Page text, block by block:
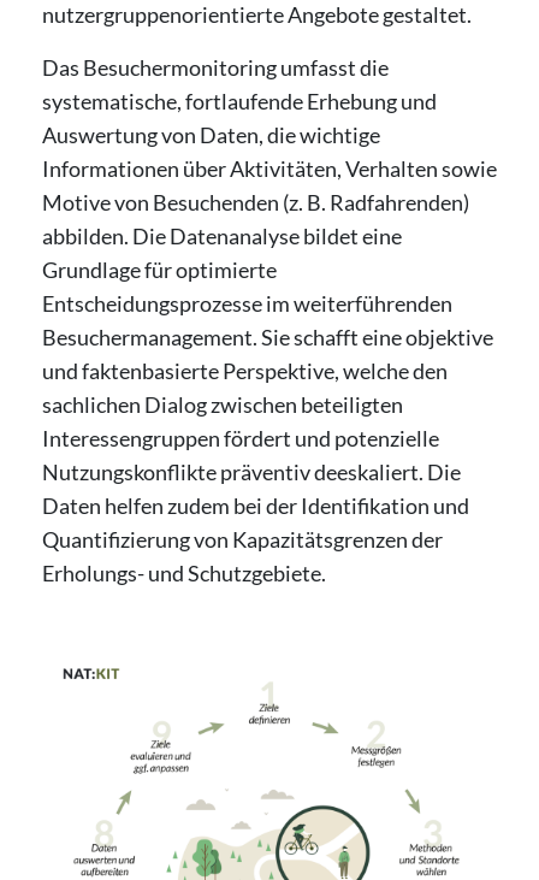
nutzergruppenorientierte Angebote gestaltet.
Das Besuchermonitoring umfasst die
systematische, fortlaufende Erhebung und
Auswertung von Daten, die wichtige
Informationen über Aktivitäten, Verhalten sowie
Motive von Besuchenden (z. B. Radfahrenden)
abbilden. Die Datenanalyse bildet eine
Grundlage für optimierte
Entscheidungsprozesse im weiterführenden
Besuchermanagement. Sie schafft eine objektive
und faktenbasierte Perspektive, welche den
sachlichen Dialog zwischen beteiligten
Interessengruppen fördert und potenzielle
Nutzungskonflikte präventiv deeskaliert. Die
Daten helfen zudem bei der Identifikation und
Quantifizierung von Kapazitätsgrenzen der
Erholungs- und Schutzgebiete.